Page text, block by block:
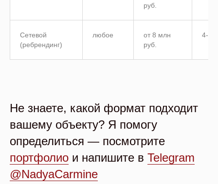
руб.
Сетевой
(ребрендинг)
любое
от 8 млн
руб.
4-8
Не знаете, какой формат подходит
вашему объекту? Я помогу
определиться — посмотрите
портфолио и напишите в Telegram
@NadyaCarmine